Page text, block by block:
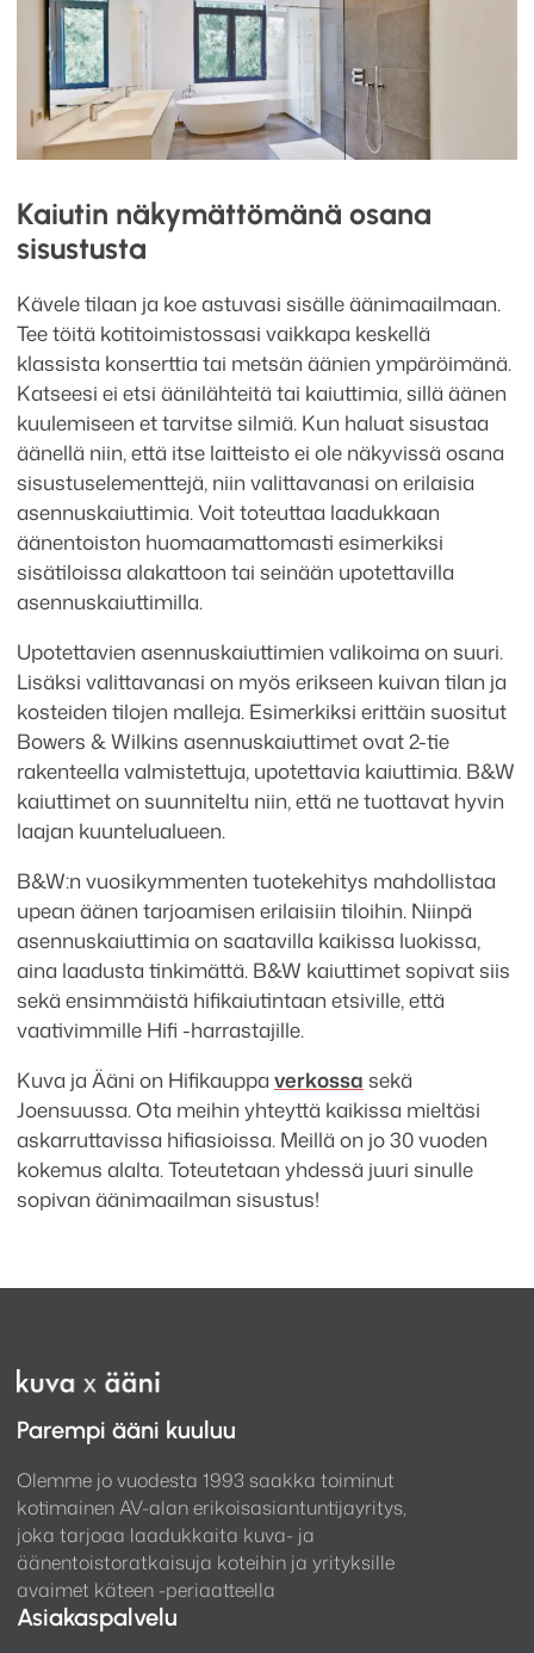
Kaiutin näkymättömänä osana
sisustusta
Kävele tilaan ja koe astuvasi sisälle äänimaailmaan.
Tee töitä kotitoimistossasi vaikkapa keskellä
klassista konserttia tai metsän äänien ympäröimänä.
Katseesi ei etsi äänilähteitä tai kaiuttimia, sillä äänen
kuulemiseen et tarvitse silmiä. Kun haluat sisustaa
äänellä niin, että itse laitteisto ei ole näkyvissä osana
sisustuselementtejä, niin valittavanasi on erilaisia
asennuskaiuttimia. Voit toteuttaa laadukkaan
äänentoiston huomaamattomasti esimerkiksi
sisätiloissa alakattoon tai seinään upotettavilla
asennuskaiuttimilla.
Upotettavien asennuskaiuttimien valikoima on suuri.
Lisäksi valittavanasi on myös erikseen kuivan tilan ja
kosteiden tilojen malleja. Esimerkiksi erittäin suositut
Bowers & Wilkins asennuskaiuttimet ovat 2-tie
rakenteella valmistettuja, upotettavia kaiuttimia. B&W
kaiuttimet on suunniteltu niin, että ne tuottavat hyvin
laajan kuuntelualueen.
B&W:n vuosikymmenten tuotekehitys mahdollistaa
upean äänen tarjoamisen erilaisiin tiloihin. Niinpä
asennuskaiuttimia on saatavilla kaikissa luokissa,
aina laadusta tinkimättä. B&W kaiuttimet sopivat siis
sekä ensimmäistä hifikaiutintaan etsiville, että
vaativimmille Hifi -harrastajille.
Kuva ja Ääni on Hifikauppa verkossa sekä
Joensuussa. Ota meihin yhteyttä kaikissa mieltäsi
askarruttavissa hifiasioissa. Meillä on jo 30 vuoden
kokemus alalta. Toteutetaan yhdessä juuri sinulle
sopivan äänimaailman sisustus!
Parempi ääni kuuluu
Olemme jo vuodesta 1993 saakka toiminut
kotimainen AV-alan erikoisasiantuntijayritys,
joka tarjoaa laadukkaita kuva- ja
äänentoistoratkaisuja koteihin ja yrityksille
avaimet käteen -periaatteella
Asiakaspalvelu